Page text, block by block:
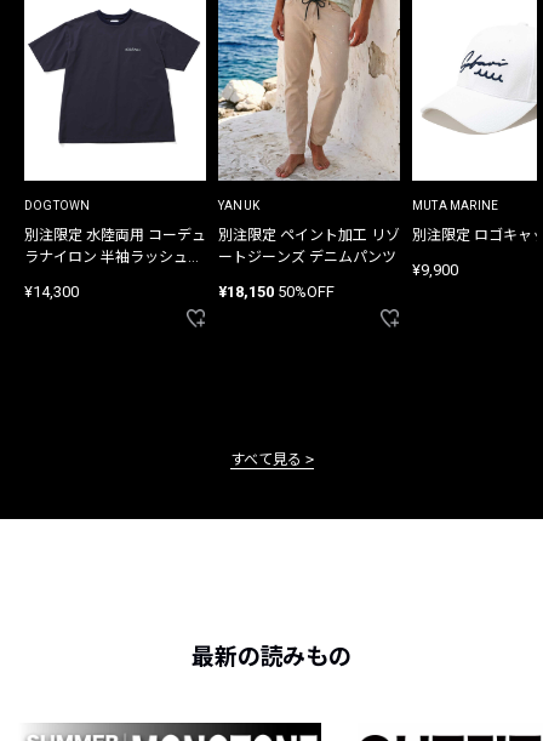
DOGTOWN
別注限定 水陸両用 コーデュ
ラナイロン 半袖ラッシュガ
¥14,300
YANUK
別注限定 ペイント加工 リゾ
ートジーンズ デニムパンツ
¥18,150 50%OFF
MUTA MARINE
別注限定 ロゴキャ
¥9,900
すべて見る
最新の読みもの